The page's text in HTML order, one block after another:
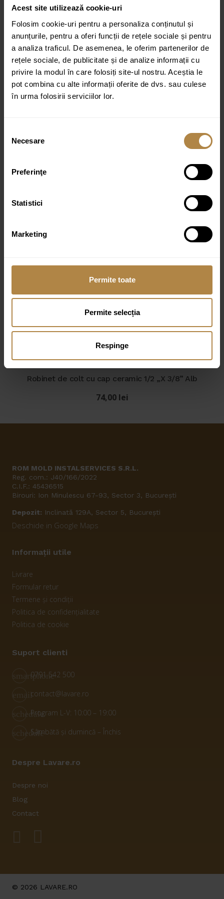
Acest site utilizează cookie-uri
Folosim cookie-uri pentru a personaliza conținutul și
anunțurile, pentru a oferi funcții de rețele sociale și pentru
a analiza traficul. De asemenea, le oferim partenerilor de
rețele sociale, de publicitate și de analize informații cu
privire la modul în care folosiți site-ul nostru. Aceștia le
pot combina cu alte informații oferite de dvs. sau culese
în urma folosirii serviciilor lor.
consimțământului
Necesare
Preferinţe
Statistici
Marketing
Permite toate
Permite selecția
Respinge
Tip produs:Cuier
Colecție:Strong
Otel inoxidabil si banda autoadeziva 3M
Latime: 5 cm
Inaltime: 5 cm
Distanta fata de perete: 3 cm
Produse similare
Brat de dus cu montaj pe perete, lungime 40 CM
Periat
80,00lei
Robinet de colt cu cap ceramic 1/2 „X 3/8” Alb
74,00 lei
ROM MOLD INSTALSERVICES S.R.L.
Reg. com.: J40/166/2022
C.I.F.: 45436515
Birouri: Ion Minulescu 67-93, Sector 3, București
Depozit: Inclinată 129A, Sector 5, București
Deschide in Google Maps
Informații utile
Livrare
Formular retur
Termene și condiții
Politica de confidențialitate
Politica de cookie
Suport clienti
smartphone
0791 542 500
emailcontact@lavare.ro
scheduleProgram L-V: 10:00 – 19:00
scheduleSâmbătă și dumincă – Închis
Despre Lavare.ro
Despre noi
Blog
Contact
© 2026 LAVARE.RO